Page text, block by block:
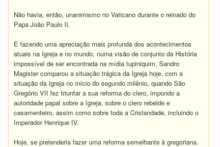
Não havia, então, unanimismo no Vaticano durante o reinado do
Papa João Paulo II.
E fazendo uma apreciação mais profunda dos acontecimentos
atuais na Igreja e no mundo, numa visão de conjunto da História
impossível de ser encontrada na mídia tupiniquim, Sandro
Magister comparou a situação trágica da Igreja hoje, com a
situação da Igreja no início do segundo milênio, quando São
Gregório VII fez triunfar a sua reforma do clero, impondo a
autoridade papal sobre a Igreja, sobre o clero rebelde e
casamenteiro, assim como sobre toda a Cristandade, incluindo o
Imperador Henrique IV.
Hoje, se pretenderia fazer uma reforma semelhante à gregoriana.